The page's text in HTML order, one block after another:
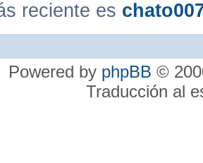
reciente es
Powered by phpBB ©
Traducción al